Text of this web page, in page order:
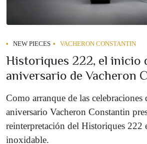
NEW PIECES VACHERON CONSTANTIN
Historiques 222, el inicio
aniversario de Vacheron
Como arranque de las celebraciones
aniversario Vacheron Constantin
reinterpretación del Historiques 222
inoxidable.